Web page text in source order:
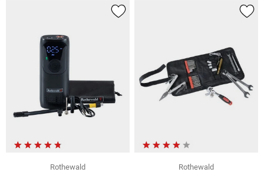
Rothewald
Rothewald